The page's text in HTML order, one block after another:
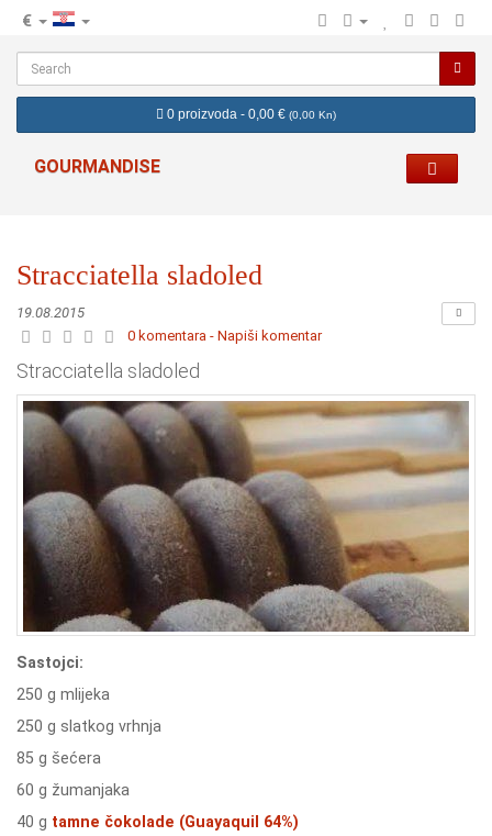
€ hr
0 proizvoda - 0,00 € (0,00 Kn)
GOURMANDISE
Stracciatella sladoled
19.08.2015
0 komentara - Napiši komentar
Stracciatella sladoled
Sastojci:
250 g mlijeka
250 g slatkog vrhnja
85 g šećera
60 g žumanjaka
40 g tamne čokolade (Guayaquil 64%)